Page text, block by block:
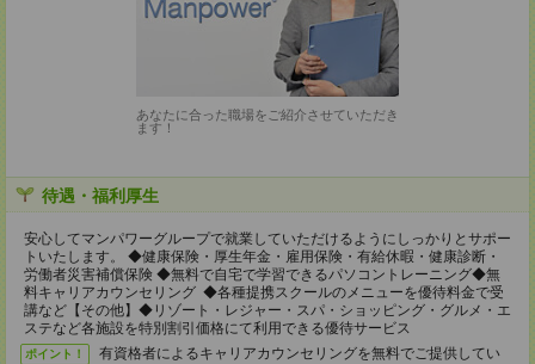
あなたに合った職場をご紹介させていただき
ます！
待遇・福利厚生
安心してマンパワーグループで就業していただけるようにしっかりとサポー
トいたします。 ◆健康保険・厚生年金・雇用保険・有給休暇・健康診断・
労働者災害補償保険 ◆無料で自宅で学習できるパソコントレーニング◆無
料キャリアカウンセリング ◆各種提携スクールのメニューを優待料金で受
講など【その他】◆リゾート・レジャー・スパ・ショッピング・グルメ・エ
ステなど各施設を特別割引価格にて利用できる優待サービス
ポイント！
有資格者によるキャリアカウンセリングを無料でご提供してい